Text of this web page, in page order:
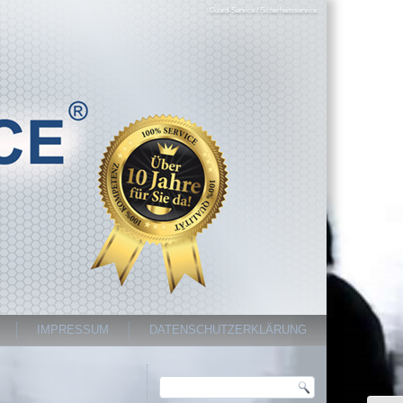
Guard-Service / Sicherheitsservice
IMPRESSUM DATENSCHUTZERKLÄRUNG
Search